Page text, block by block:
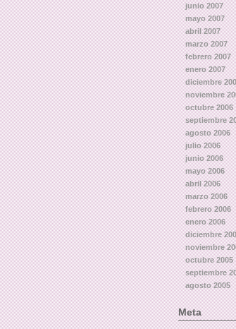
junio 2007
mayo 2007
abril 2007
marzo 2007
febrero 2007
enero 2007
diciembre
noviembre
octubre 2006
septiembre
agosto 2006
julio 2006
junio 2006
mayo 2006
abril 2006
marzo 2006
febrero 2006
enero 2006
diciembre
noviembre
octubre 2005
septiembre
agosto 2005
Meta